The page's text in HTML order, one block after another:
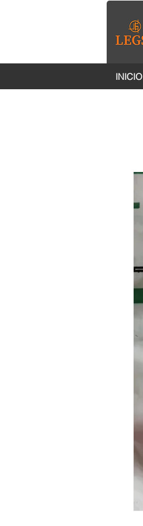
INICIO